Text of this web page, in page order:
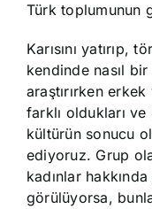
Türk toplumunun
Karısını yatırıp,
kendinde nasıl bir
araştırırken
farklı oldukları
kültürün sonucu
ediyoruz. Grup
kadınlar
görülüyorsa,